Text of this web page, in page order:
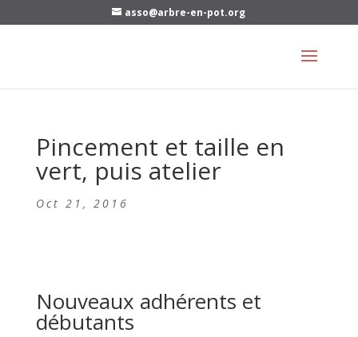
asso@arbre-en-pot.org
Pincement et taille en
vert, puis atelier
Oct 21, 2016
Nouveaux adhérents et
débutants